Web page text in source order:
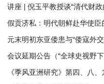
讲座 | 倪玉平教授谈“清代财
假贡济私：明代朝鲜赴华使臣
元末明初东亚倭患与“倭寇外
会议延期公告（“全球史视野
《季风亚洲研究》第四、八